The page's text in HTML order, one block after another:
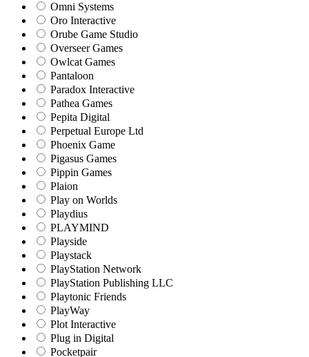
Omni Systems
Oro Interactive
Orube Game Studio
Overseer Games
Owlcat Games
Pantaloon
Paradox Interactive
Pathea Games
Pepita Digital
Perpetual Europe Ltd
Phoenix Game
Pigasus Games
Pippin Games
Plaion
Play on Worlds
Playdius
PLAYMIND
Playside
Playstack
PlayStation Network
PlayStation Publishing LLC
Playtonic Friends
PlayWay
Plot Interactive
Plug in Digital
Pocketpair